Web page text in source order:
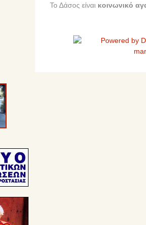
Το Δάσος είναι κοινωνικό